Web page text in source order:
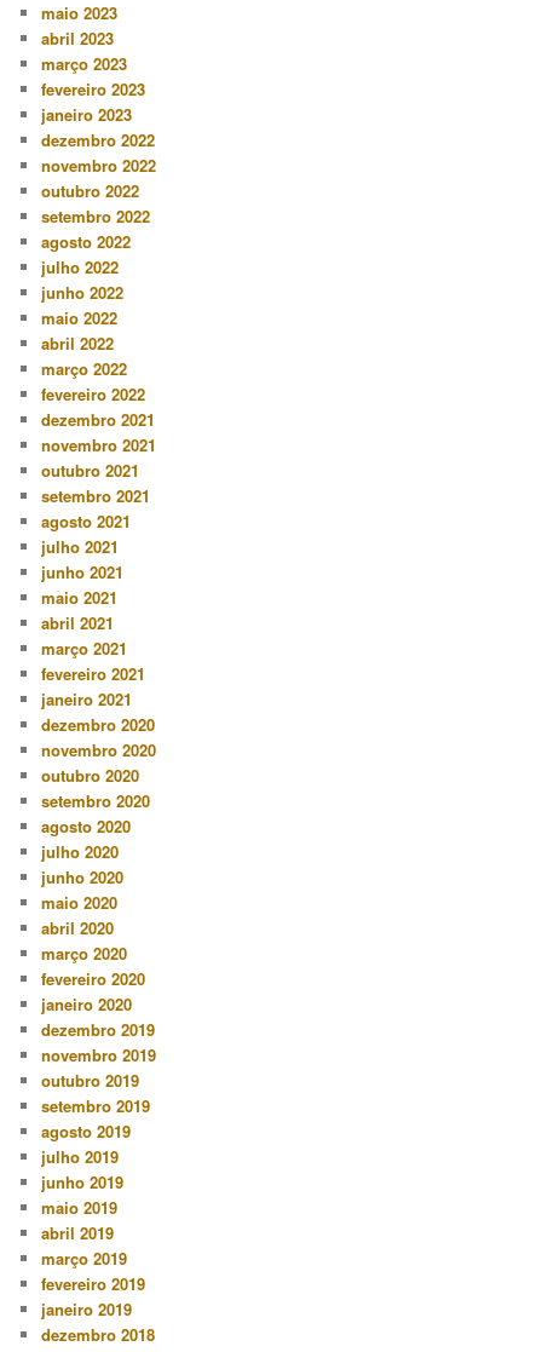
maio 2023
abril 2023
março 2023
fevereiro 2023
janeiro 2023
dezembro 2022
novembro 2022
outubro 2022
setembro 2022
agosto 2022
julho 2022
junho 2022
maio 2022
abril 2022
março 2022
fevereiro 2022
dezembro 2021
novembro 2021
outubro 2021
setembro 2021
agosto 2021
julho 2021
junho 2021
maio 2021
abril 2021
março 2021
fevereiro 2021
janeiro 2021
dezembro 2020
novembro 2020
outubro 2020
setembro 2020
agosto 2020
julho 2020
junho 2020
maio 2020
abril 2020
março 2020
fevereiro 2020
janeiro 2020
dezembro 2019
novembro 2019
outubro 2019
setembro 2019
agosto 2019
julho 2019
junho 2019
maio 2019
abril 2019
março 2019
fevereiro 2019
janeiro 2019
dezembro 2018